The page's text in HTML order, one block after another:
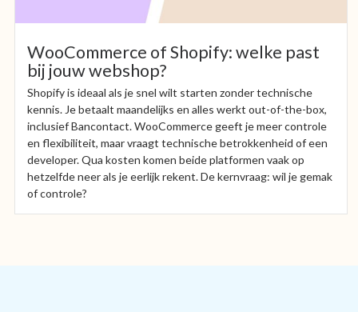
WooCommerce of Shopify: welke past
bij jouw webshop?
Shopify is ideaal als je snel wilt starten zonder technische
kennis. Je betaalt maandelijks en alles werkt out-of-the-box,
inclusief Bancontact. WooCommerce geeft je meer controle
en flexibiliteit, maar vraagt technische betrokkenheid of een
developer. Qua kosten komen beide platformen vaak op
hetzelfde neer als je eerlijk rekent. De kernvraag: wil je gemak
of controle?